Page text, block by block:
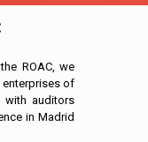
ROAC, we
enterprises of
with auditors
in Madrid